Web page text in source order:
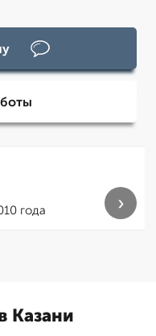
года ›
Казани